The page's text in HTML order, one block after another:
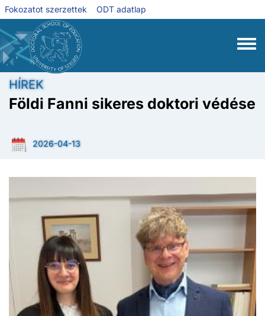
Ugrás a tartalomra
Fokozatot szerzettek ODT adatlap
HÍREK
Földi Fanni sikeres doktori védése
2026-04-13